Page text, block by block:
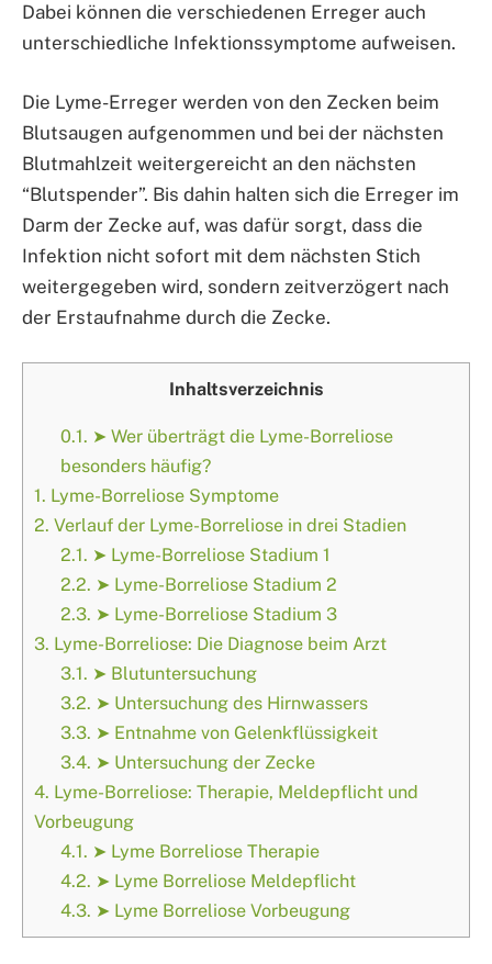
Dabei können die verschiedenen Erreger auch
unterschiedliche Infektionssymptome aufweisen.
Die Lyme-Erreger werden von den Zecken beim
Blutsaugen aufgenommen und bei der nächsten
Blutmahlzeit weitergereicht an den nächsten
“Blutspender”. Bis dahin halten sich die Erreger im
Darm der Zecke auf, was dafür sorgt, dass die
Infektion nicht sofort mit dem nächsten Stich
weitergegeben wird, sondern zeitverzögert nach
der Erstaufnahme durch die Zecke.
Inhaltsverzeichnis
0.1. ➤ Wer überträgt die Lyme-Borreliose
besonders häufig?
1. Lyme-Borreliose Symptome
2. Verlauf der Lyme-Borreliose in drei Stadien
2.1. ➤ Lyme-Borreliose Stadium 1
2.2. ➤ Lyme-Borreliose Stadium 2
2.3. ➤ Lyme-Borreliose Stadium 3
3. Lyme-Borreliose: Die Diagnose beim Arzt
3.1. ➤ Blutuntersuchung
3.2. ➤ Untersuchung des Hirnwassers
3.3. ➤ Entnahme von Gelenkflüssigkeit
3.4. ➤ Untersuchung der Zecke
4. Lyme-Borreliose: Therapie, Meldepflicht und
Vorbeugung
4.1. ➤ Lyme Borreliose Therapie
4.2. ➤ Lyme Borreliose Meldepflicht
4.3. ➤ Lyme Borreliose Vorbeugung